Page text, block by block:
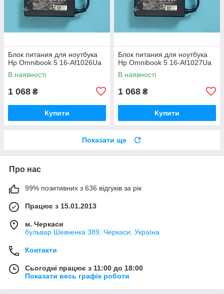
Блок питания для ноутбука
Hp Omnibook 5 16-Af1026Ua
В наявності
1 068 ₴
Купити
Блок питания для ноутбука
Hp Omnibook 5 16-Af1027Ua
В наявності
1 068 ₴
Купити
Показати ще
Про нас
99% позитивних з 636 відгуків за рік
Працює з 15.01.2013
м. Черкаси
бульвар Шевченка 389, Черкаси, Україна
Контакти
Сьогодні працює з 11:00 до 18:00
Показати весь графік роботи